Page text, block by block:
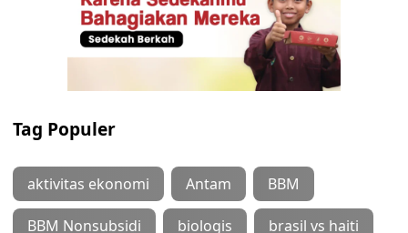
Tag Populer
aktivitas ekonomi Antam BBM
BBM Nonsubsidi biologis brasil vs haiti